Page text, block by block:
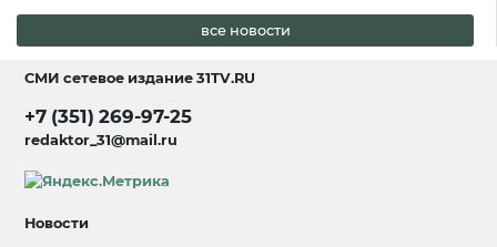
все новости
СМИ сетевое издание31TV.RU
+7 (351) 269-97-25
redaktor_31@mail.ru
Новости